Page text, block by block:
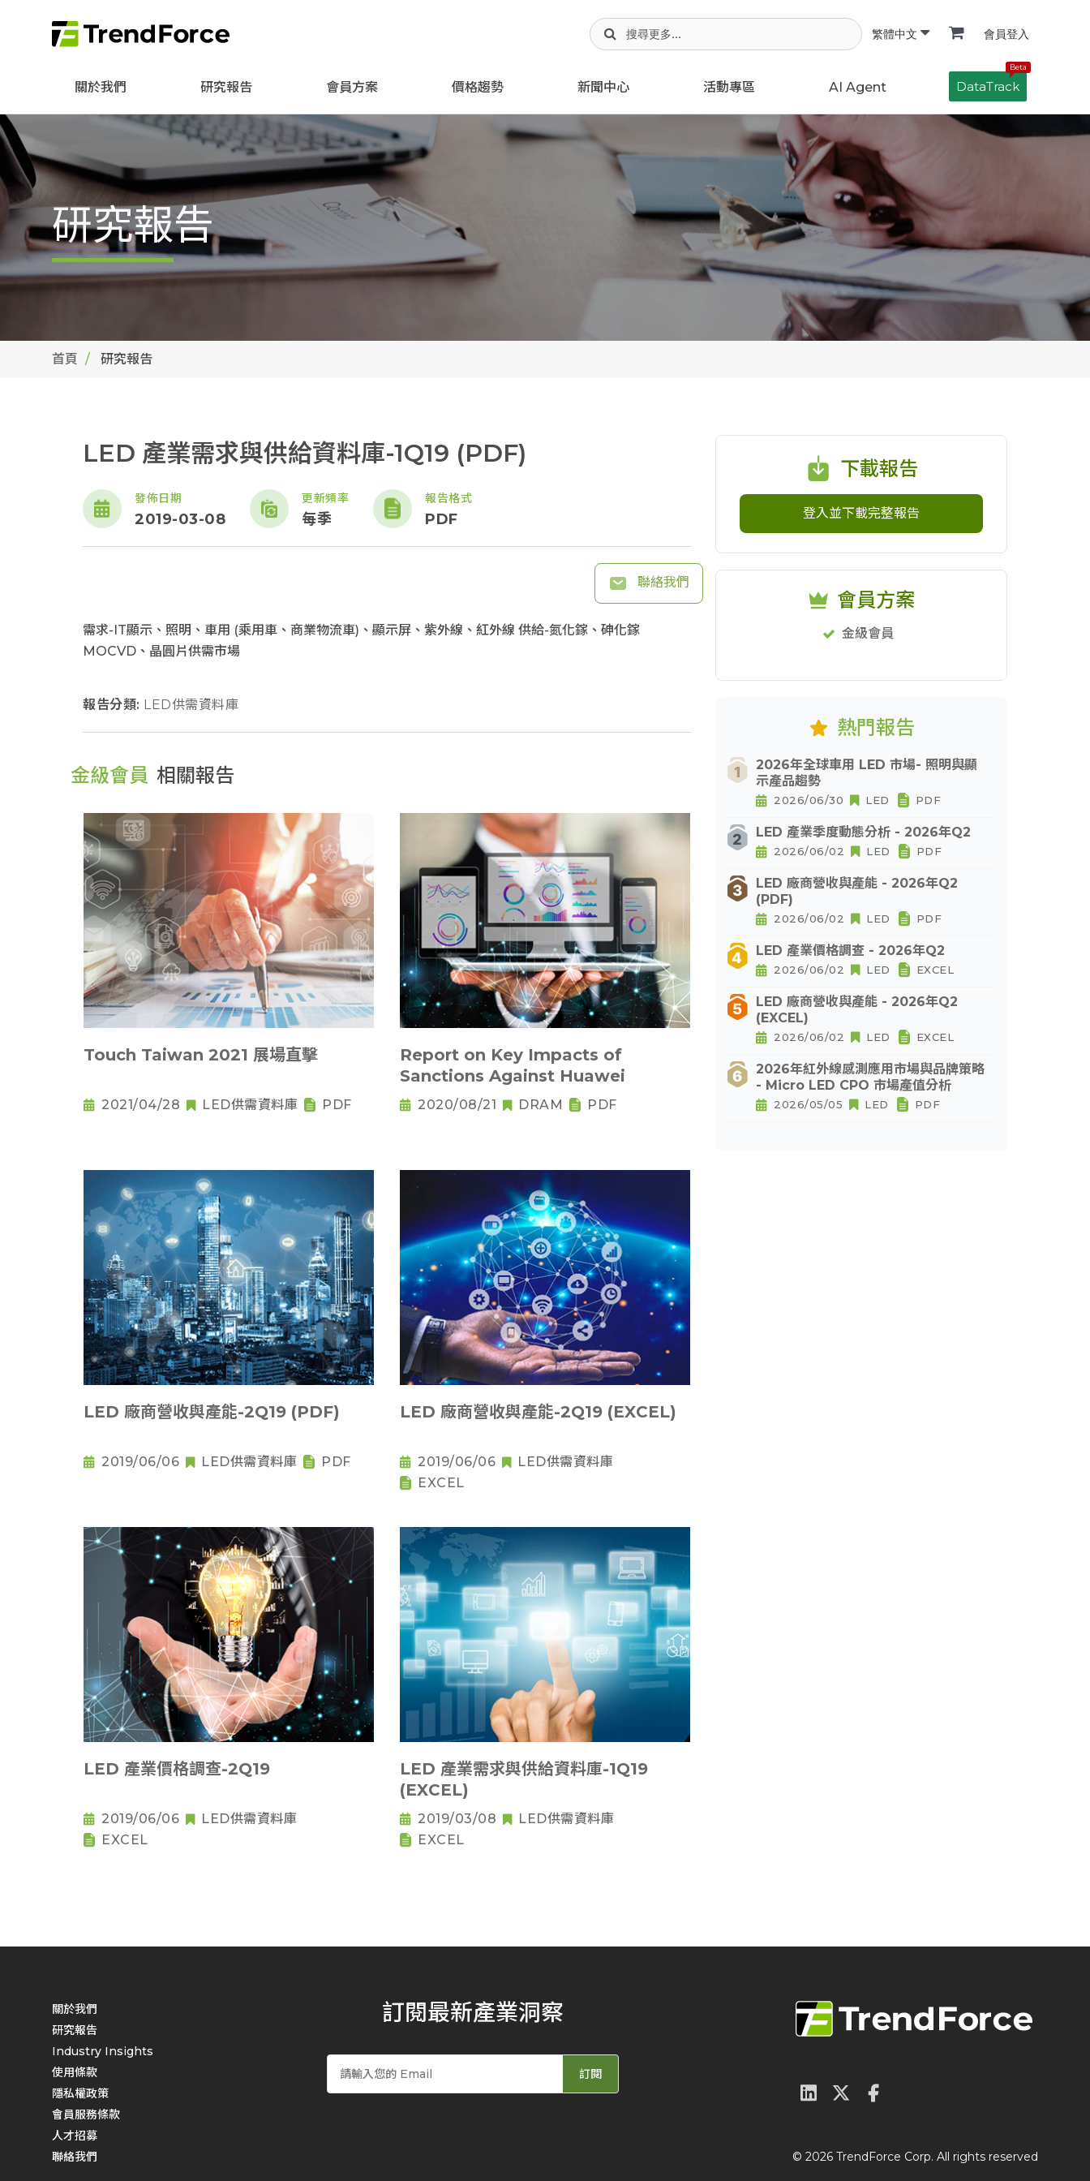
繁體中文 會員登入
關於我們 研究報告 會員方案 價格趨勢 新聞中心 活動專區 AI Agent
Beta
DataTrack
研究報告
首頁 研究報告
LED 產業需求與供給資料庫-1Q19 (PDF)
發佈日期
2019-03-08
更新頻率
每季
報告格式
PDF
聯絡我們
需求-IT顯示、照明、車用 (乘用車、商業物流車)、顯示屏、紫外線、紅外線 供給-氮化鎵、砷化鎵
MOCVD、晶圓片供需市場
報告分類: LED供需資料庫
金級會員 相關報告
Touch Taiwan 2021 展場直擊
2021/04/28 LED供需資料庫 PDF
Report on Key Impacts of
Sanctions Against Huawei
2020/08/21 DRAM PDF
LED 廠商營收與產能-2Q19 (PDF)
2019/06/06 LED供需資料庫 PDF
LED 廠商營收與產能-2Q19 (EXCEL)
2019/06/06
LED供需資料庫
EXCEL
LED 產業價格調查-2Q19
2019/06/06
LED供需資料庫
EXCEL
LED 產業需求與供給資料庫-1Q19
(EXCEL)
2019/03/08
LED供需資料庫
EXCEL
下載報告
登入並下載完整報告
會員方案
金級會員
熱門報告
2026年全球車用 LED 市場- 照明與顯
示產品趨勢
2026/06/30 LED PDF
LED 產業季度動態分析 - 2026年Q2
2026/06/02 LED PDF
LED 廠商營收與產能 - 2026年Q2
(PDF)
2026/06/02 LED PDF
LED 產業價格調查 - 2026年Q2
2026/06/02 LED EXCEL
LED 廠商營收與產能 - 2026年Q2
(EXCEL)
2026/06/02 LED EXCEL
2026年紅外線感測應用市場與品牌策略
- Micro LED CPO 市場產值分析
2026/05/05 LED PDF
關於我們
研究報告
Industry Insights
使用條款
隱私權政策
會員服務條款
人才招募
聯絡我們
訂閱最新產業洞察
訂閱
© 2026 TrendForce Corp. All rights reserved